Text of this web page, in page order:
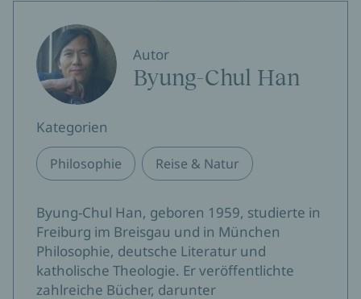
Informationslärm verlorengeht.
Autor
Byung-Chul Han
Kategorien
Philosophie Reise & Natur
Byung-Chul Han, geboren 1959, studierte in
Freiburg im Breisgau und in München
Philosophie, deutsche Literatur und
katholische Theologie. Er veröffentlichte
zahlreiche Bücher, darunter